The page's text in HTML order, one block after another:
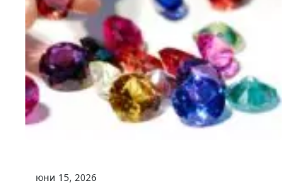
юни 15, 2026